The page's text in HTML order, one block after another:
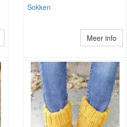
Sokken
Meer info